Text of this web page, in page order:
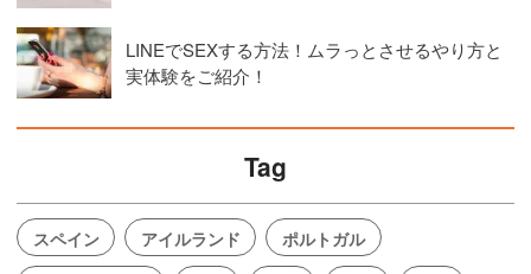
LINEでSEXする方法！ムラっとさせるやり方と
実体験をご紹介！
Tag
スペイン アイルランド
ポルトガル